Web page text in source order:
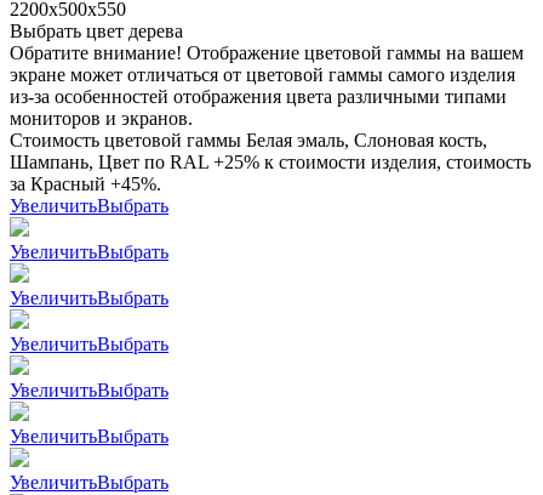
2200x500x550
Выбрать цвет дерева
Обратите внимание! Отображение цветовой гаммы на вашем
экране может отличаться от цветовой гаммы самого изделия
из-за особенностей отображения цвета различными типами
мониторов и экранов.
Стоимость цветовой гаммы Белая эмаль, Слоновая кость,
Шампань, Цвет по RAL +25% к стоимости изделия, стоимость
за Красный +45%.
УвеличитьВыбрать
УвеличитьВыбрать
УвеличитьВыбрать
УвеличитьВыбрать
УвеличитьВыбрать
УвеличитьВыбрать
УвеличитьВыбрать